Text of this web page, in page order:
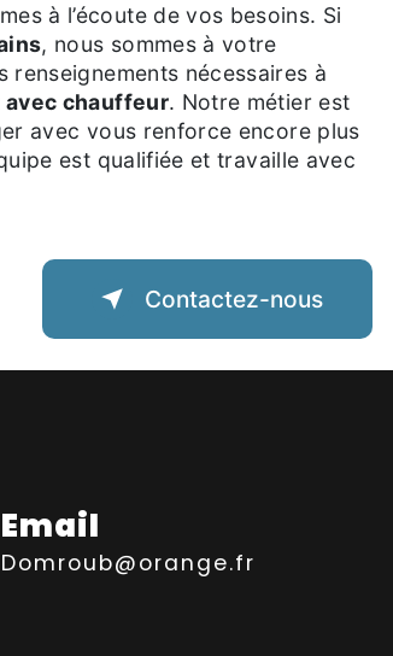
à l’écoute de vos besoins. Si
, nous sommes à votre
nécessaires à
chauffeur. Notre métier est
avec vous renforce encore plus
est qualifiée et travaille avec
Contactez-nous
Email
domroub@orange.fr